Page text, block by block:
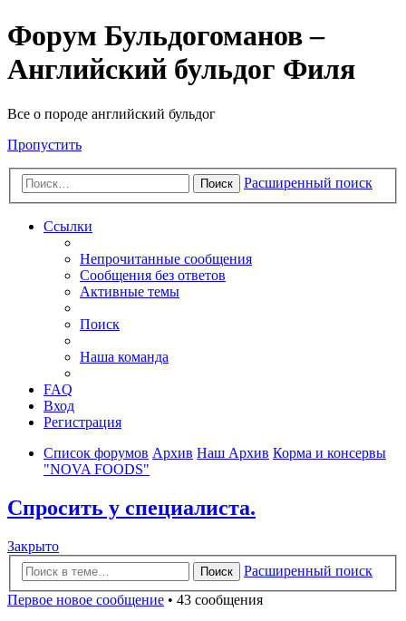
Форум Бульдогоманов –
Английский бульдог Филя
Все о породе английский бульдог
Пропустить
Поиск Расширенный поиск
Ссылки
Непрочитанные сообщения
Сообщения без ответов
Активные темы
Поиск
Наша команда
FAQ
Вход
Регистрация
Список форумов Архив Наш Архив Корма и консервы
"NOVA FOODS"
Спросить у специалиста.
Закрыто
Поиск
Расширенный поиск
Первое новое сообщение • 43 сообщения